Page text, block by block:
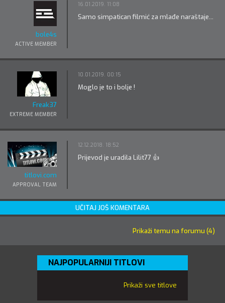
bole4s
ACTIVE MEMBER
16.01.2019. 11:08
Samo simpatican filmić za mlađe naraštaje...
Freak37
EXTREME MEMBER
10.01.2019. 00:15
Moglo je to i bolje !
titlovi.com
APPROVAL TEAM
12.12.2018. 18:52
Prijevod je uradila Lilit77 👍
UČITAJ JOŠ KOMENTARA
Prikaži temu na forumu (4)
NAJPOPULARNIJI TITLOVI
Prikaži sve titlove